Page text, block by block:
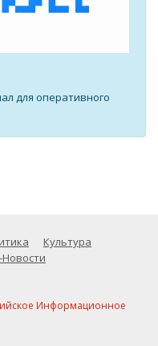
для оперативного
Культура
Информационное